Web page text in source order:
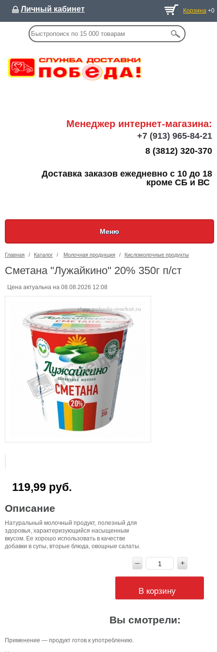
Личный кабинет Корзина +0
Менеджер интернет-магазина:
+7 (913) 965-84-21
8 (3812) 320-370
Доставка заказов ежедневно с 10 до 18
кроме СБ и ВС
Меню
Главная / Каталог / Молочная продукция / Кисломолочные продукты
Сметана "Лужайкино" 20% 350г п/ст
Цена актуальна на 08.08.2026 12:08
119,99 руб.
Описание
Натуральный молочный продукт, полезный для
здоровья, характеризующийся насыщенным
вкусом. Ее хорошо использовать в качестве
добавки в супы, вторые блюда, овощные салаты.
В корзину
Вы смотрели:
Применение — продукт готов к употреблению.